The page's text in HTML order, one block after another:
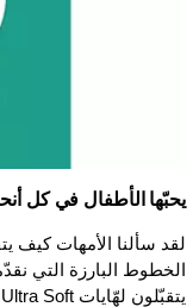
يحبّها الأطفال في كل
لقد سألنا الأمهات كيف
يتقبّلون لهّايات Ultra Soft ولهّايات Ultra Air من Philips Avent.